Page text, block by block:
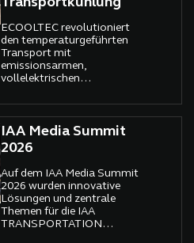
Transportkühlung
ECOOLTEC revolutioniert
den temperaturgeführten
Transport mit
emissionsarmen,
vollelektrischen
Meilenstein für die Logistik.
IAA Media Summit
2026
Auf dem IAA Media Summit
2026 wurden innovative
Lösungen und zentrale
Themen für die IAA
TRANSPORTATION